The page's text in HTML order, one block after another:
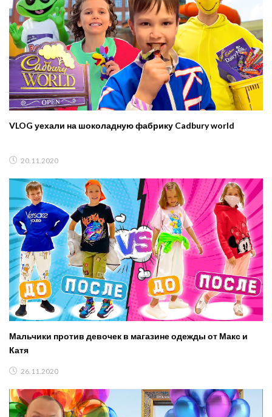
VLOG уехали на шоколадную фабрику Cadbury world
20.11.2020
Мальчики против девочек в магазине одежды от Макс и
Катя
26.11.2020